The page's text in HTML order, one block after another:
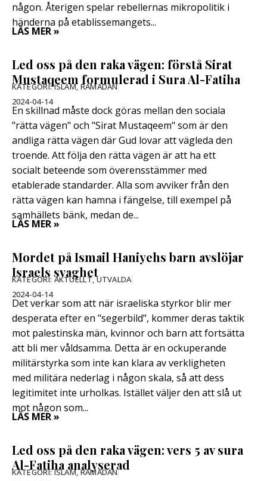
någon. Återigen spelar rebellernas mikropolitik i
händerna på etablissemangets...
LÄS MER »
Led oss på den raka vägen: förstå Sirat
Mustaqeem formulerad i Sura Al-Fatiha
KATEGORI:ISLAM,RAMADAN
2024-04-14
En skillnad måste dock göras mellan den sociala
"rätta vägen" och "Sirat Mustaqeem" som är den
andliga rätta vägen där Gud lovar att vägleda den
troende. Att följa den rätta vägen är att ha ett
socialt beteende som överensstämmer med
etablerade standarder. Alla som avviker från den
rätta vägen kan hamna i fängelse, till exempel på
samhällets bänk, medan de...
LÄS MER »
Mordet på Ismail Haniyehs barn avslöjar
Israels svaghet
KATEGORI: AKTUELLT,UTVALDA
2024-04-14
Det verkar som att när israeliska styrkor blir mer
desperata efter en "segerbild", kommer deras taktik
mot palestinska män, kvinnor och barn att fortsätta
att bli mer våldsamma. Detta är en ockuperande
militärstyrka som inte kan klara av verkligheten
med militära nederlag i någon skala, så att dess
legitimitet inte urholkas. Istället väljer den att slå ut
mot någon som...
LÄS MER »
Led oss på den raka vägen: vers 5 av sura
Al-Fatiha analyserad
KATEGORI:ISLAM,RAMADAN